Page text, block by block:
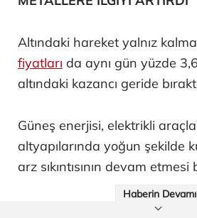
Altındaki hareket yalnız
fiyatları da aynı gün yüzde
altındaki kazancı geride
Güneş enerjisi, elektrikli
altyapılarında yoğun şekilde
arz sıkıntısının devam
Haberin Devamı